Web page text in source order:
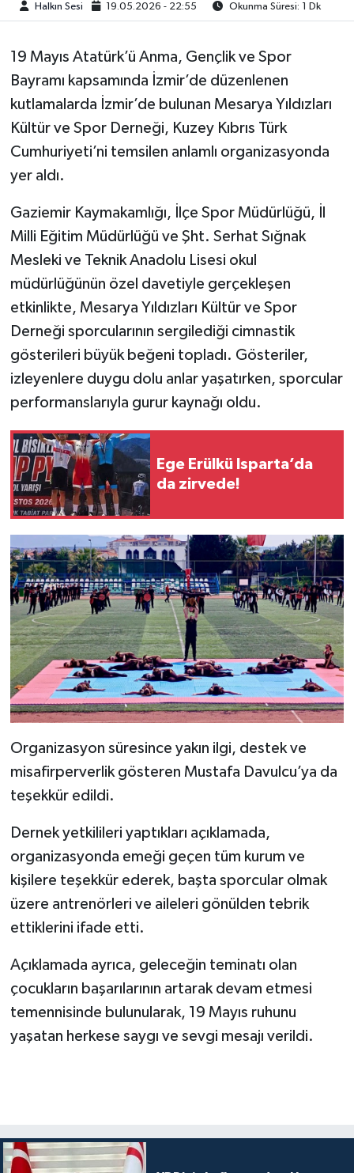
Halkın Sesi 19.05.2026 - 22:55 Okunma Süresi: 1 Dk
19 Mayıs Atatürk’ü Anma, Gençlik ve Spor
Bayramı kapsamında İzmir’de düzenlenen
kutlamalarda İzmir’de bulunan Mesarya Yıldızları
Kültür ve Spor Derneği, Kuzey Kıbrıs Türk
Cumhuriyeti’ni temsilen anlamlı organizasyonda
yer aldı.
Gaziemir Kaymakamlığı, İlçe Spor Müdürlüğü, İl
Milli Eğitim Müdürlüğü ve Şht. Serhat Sığnak
Mesleki ve Teknik Anadolu Lisesi okul
müdürlüğünün özel davetiyle gerçekleşen
etkinlikte, Mesarya Yıldızları Kültür ve Spor
Derneği sporcularının sergilediği cimnastik
gösterileri büyük beğeni topladı. Gösteriler,
izleyenlere duygu dolu anlar yaşatırken, sporcular
performanslarıyla gurur kaynağı oldu.
Ege Erülkü Isparta’da
da zirvede!
Organizasyon süresince yakın ilgi, destek ve
misafirperverlik gösteren Mustafa Davulcu’ya da
teşekkür edildi.
Dernek yetkilileri yaptıkları açıklamada,
organizasyonda emeği geçen tüm kurum ve
kişilere teşekkür ederek, başta sporcular olmak
üzere antrenörleri ve aileleri gönülden tebrik
ettiklerini ifade etti.
Açıklamada ayrıca, geleceğin teminatı olan
çocukların başarılarının artarak devam etmesi
temennisinde bulunularak, 19 Mayıs ruhunu
yaşatan herkese saygı ve sevgi mesajı verildi.